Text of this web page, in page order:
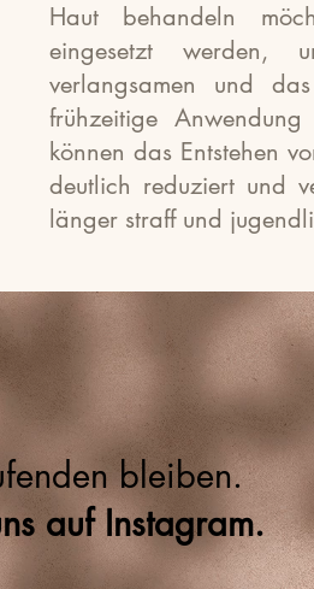
Haut behandeln
eingesetzt werden,
verlangsamen und
frühzeitige
können das Entstehen
deutlich reduziert und
länger straff und
bleiben.
auf Instagram.